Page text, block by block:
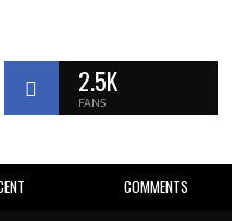
2.5K
FANS
COMMENTS